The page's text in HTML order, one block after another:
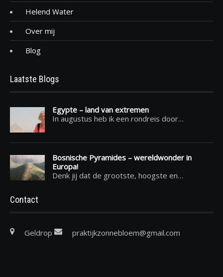
Helend Water
Over mij
Blog
Laatste Blogs
Egypte – land van extremen
In augustus heb ik een rondreis door…
Bosnische Pyramides – wereldwonder in
Europa!
Denk jij dat de grootste, hoogste en…
Contact
Geldrop praktijkzonnebloem@gmail.com